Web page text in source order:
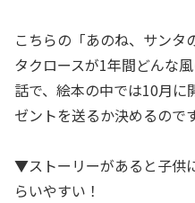
こちらの「あのね、サン
タクロースが1年間どんな
話で、絵本の中では10月
ゼントを送るか決めるのです
▼ストーリーがあると子供
らいやすい！